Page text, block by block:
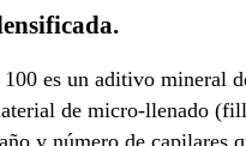
es un aditivo mineral
de micro-llenado
y número de capilares